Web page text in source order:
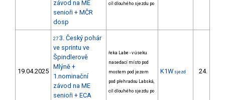
závod na ME
senioři + MČR
dosp
cíl dlouhého sjezdu po
19.04.2025
27 3. Český pohár
ve sprintu ve
Špindlerově
Mlýně +
1.nominační
závod na ME
senioři + ECA
řeka Labe - v úseku
nasedací místo pod
mostem pod jezem
pod přehradou Labská,
cíl dlouhého sjezdu po
K1W sjezd 24.